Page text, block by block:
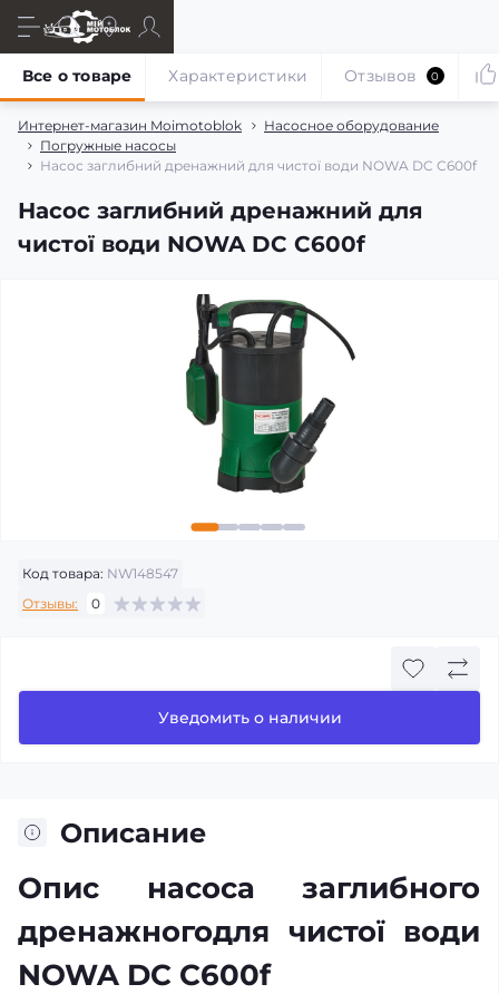
Интернет-магазин Moimotoblok
Насосное оборудование
Погружные насосы
Насос заглибний дренажний для чистої води NOWA DC C600f
Насос заглибний дренажний для
чистої води NOWA DC C600f
Все о товаре Характеристики Отзывов 0
Код товара: NW148547
Отзывы:
0
Уведомить о наличии
Описание
Опис насоса заглибного
дренажногодля чистої води
NOWA DC C600f